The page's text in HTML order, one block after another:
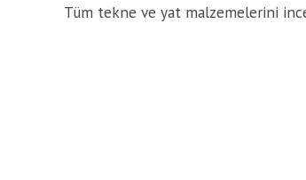
Tüm tekne ve yat malzemelerini